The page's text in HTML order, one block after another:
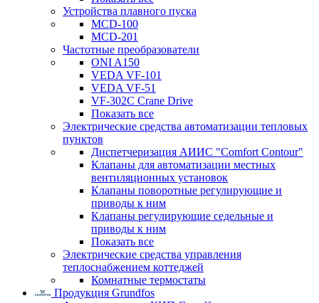
Устройства плавного пуска
MCD-100
MCD-201
Частотные преобразователи
ONI A150
VEDA VF-101
VEDA VF-51
VF-302C Crane Drive
Показать все
Электрические средства автоматизации тепловых
пунктов
Диспетчеризация АИИС "Comfort Contour"
Клапаны для автоматизации местных
вентиляционных установок
Клапаны поворотные регулирующие и
приводы к ним
Клапаны регулирующие седельные и
приводы к ним
Показать все
Электрические средства управления
теплоснабжением коттеджей
Комнатные термостаты
Продукция Grundfos